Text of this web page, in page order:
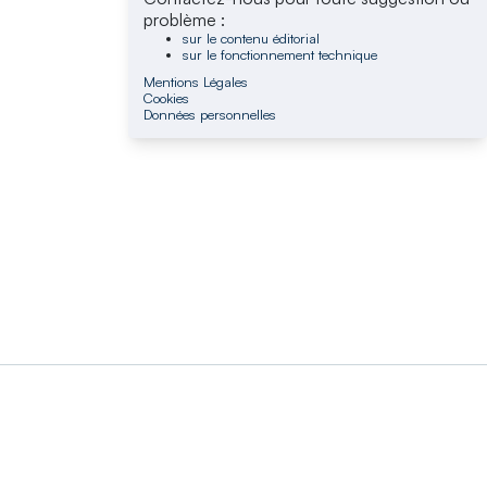
problème :
sur le contenu éditorial
sur le fonctionnement technique
Mentions Légales
Cookies
Données personnelles